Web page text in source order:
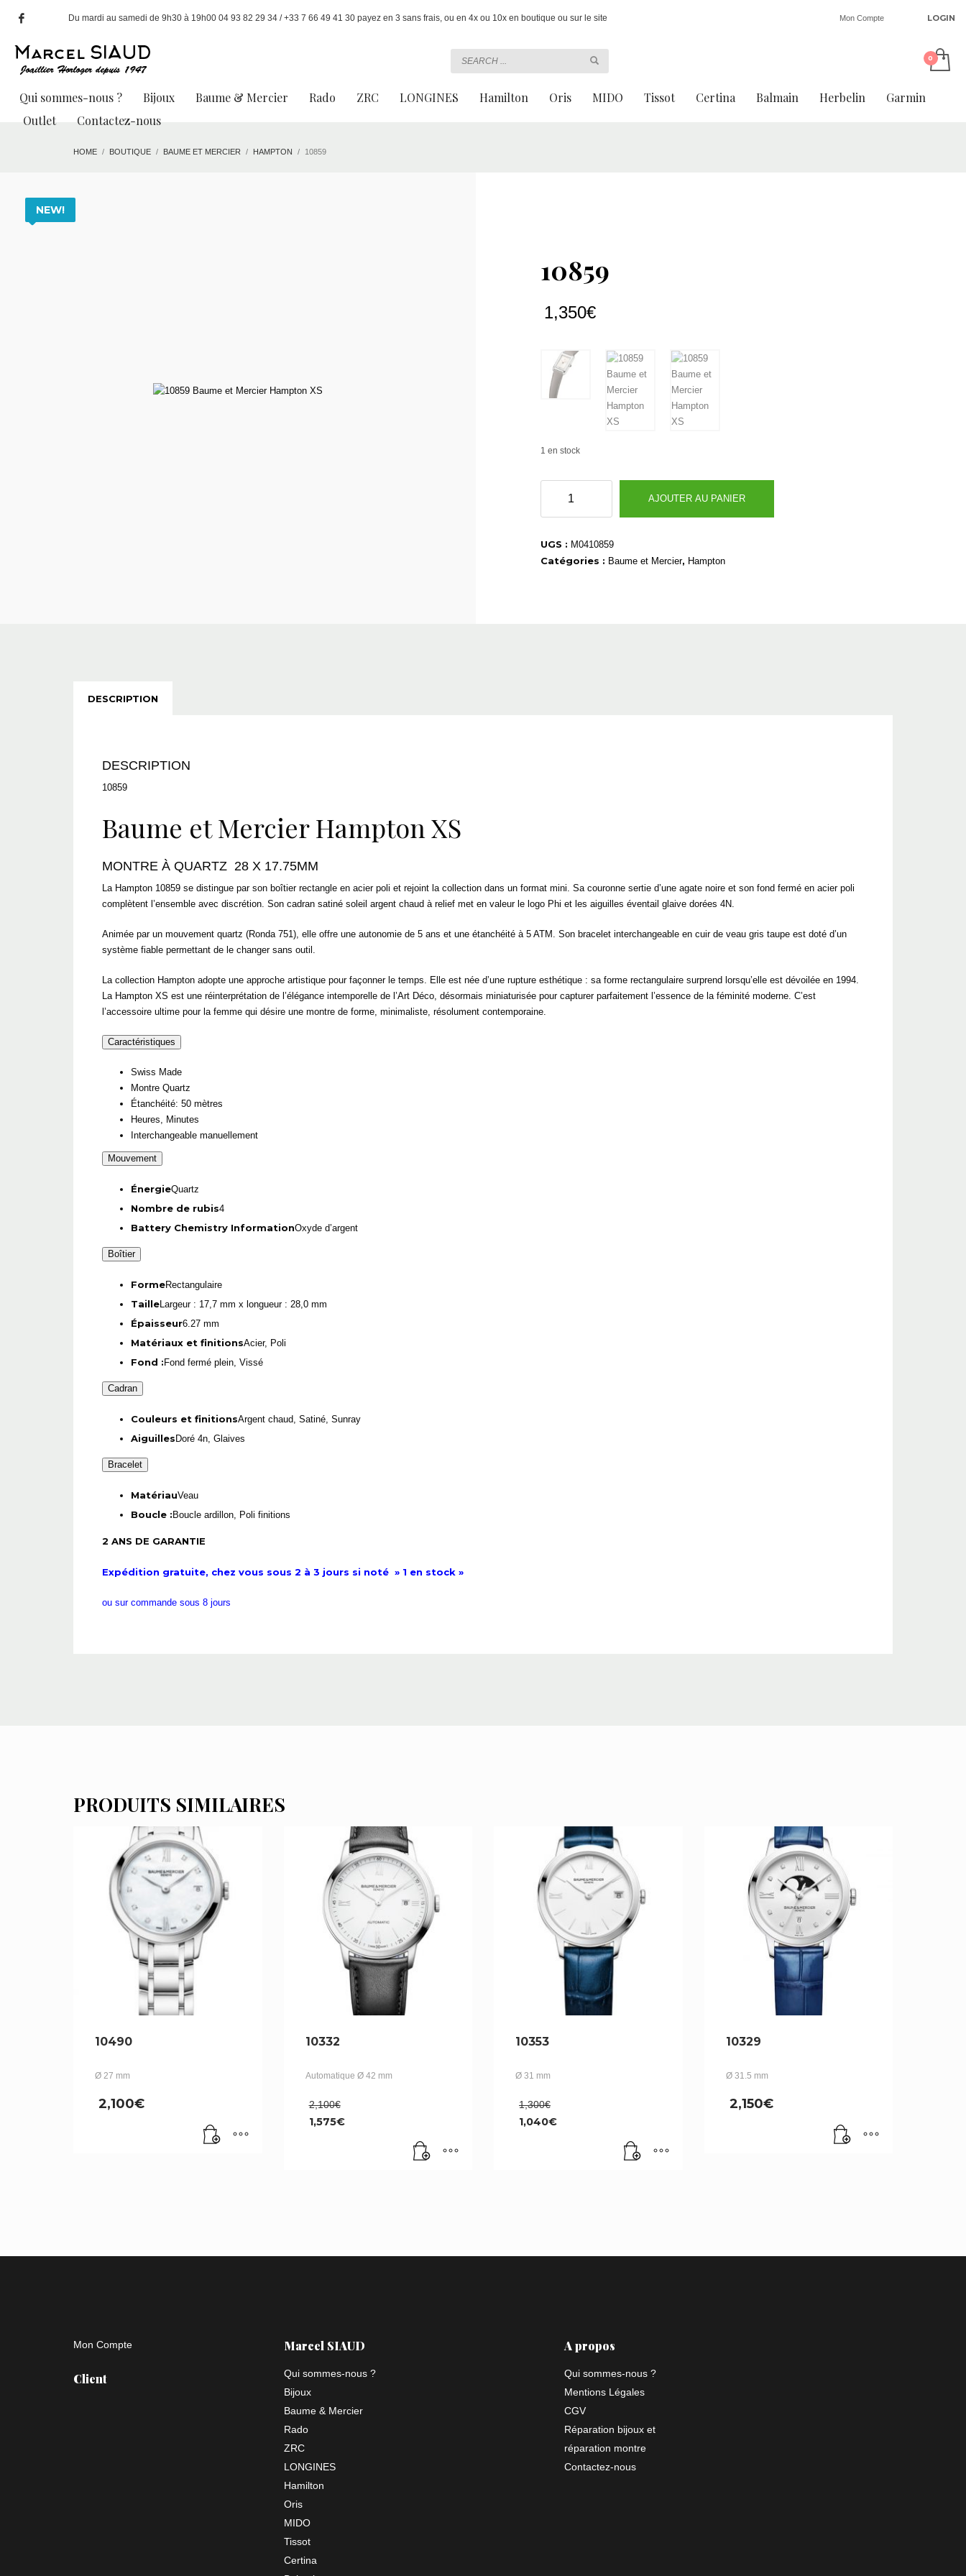
Du mardi au samedi de 9h30 à 19h00 04 93 82 29 34 / +33 7 66 49 41 30 payez en 3 sans frais, ou en 4x ou 10x en boutique ou sur le site Mon Compte LOGIN
Qui sommes-nous ? Bijoux Baume & Mercier Rado ZRC LONGINES Hamilton Oris MIDO Tissot Certina Balmain Herbelin
Garmin
Outlet
Contactez-nous
HOME BOUTIQUE BAUME ET MERCIER HAMPTON 10859
NEW!
10859
1,350€
1 en stock
10859
AJOUTER AU PANIER
UGS : M0410859
Catégories : Baume et Mercier, Hampton
DESCRIPTION
DESCRIPTION
10859
Baume et Mercier Hampton XS
MONTRE À QUARTZ 28 X 17.75MM
La Hampton 10859 se distingue par son boîtier rectangle en acier poli et rejoint la collection dans un format mini. Sa couronne sertie d’une agate noire et son fond fermé en acier poli
complètent l’ensemble avec discrétion. Son cadran satiné soleil argent chaud à relief met en valeur le logo Phi et les aiguilles éventail glaive dorées 4N.
Animée par un mouvement quartz (Ronda 751), elle offre une autonomie de 5 ans et une étanchéité à 5 ATM. Son bracelet interchangeable en cuir de veau gris taupe est doté d’un
système fiable permettant de le changer sans outil.
La collection Hampton adopte une approche artistique pour façonner le temps. Elle est née d’une rupture esthétique : sa forme rectangulaire surprend lorsqu’elle est dévoilée en 1994.
La Hampton XS est une réinterprétation de l’élégance intemporelle de l’Art Déco, désormais miniaturisée pour capturer parfaitement l’essence de la féminité moderne. C’est
l’accessoire ultime pour la femme qui désire une montre de forme, minimaliste, résolument contemporaine.
Caractéristiques
Swiss Made
Montre Quartz
Étanchéité: 50 mètres
Heures, Minutes
Interchangeable manuellement
Mouvement
ÉnergieQuartz
Nombre de rubis4
Battery Chemistry InformationOxyde d’argent
Boîtier
FormeRectangulaire
TailleLargeur : 17,7 mm x longueur : 28,0 mm
Épaisseur6.27 mm
Matériaux et finitionsAcier, Poli
Fond : Fond fermé plein, Vissé
Cadran
Couleurs et finitionsArgent chaud, Satiné, Sunray
Aiguilles Doré 4n, Glaives
Bracelet
MatériauVeau
Boucle : Boucle ardillon, Poli finitions
2 ANS DE GARANTIE
Expédition gratuite, chez vous sous 2 à 3 jours si noté » 1 en stock »
ou sur commande sous 8 jours
PRODUITS SIMILAIRES
10490
Ø 27 mm
2,100€
10332
Automatique Ø 42 mm
2,100€
1,575€
10353
Ø 31 mm
1,300€
1,040€
10329
Ø 31.5 mm
2,150€
Mon Compte
Client
Marcel SIAUD
Qui sommes-nous ?
Bijoux
Baume & Mercier
Rado
ZRC
LONGINES
Hamilton
Oris
MIDO
Tissot
Certina
A propos
Qui sommes-nous ?
Mentions Légales
CGV
Réparation bijoux et
réparation montre
Contactez-nous